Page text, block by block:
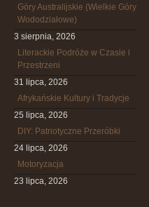
Góry Australijskie (Wielkie Góry
Wododziałowe)
3 sierpnia, 2026
Literackie Podróże w Czasie i
Przestrzeni
31 lipca, 2026
Afrykańskie Kultury i Tradycje
25 lipca, 2026
DIY: Patriotyczne Przeróbki
24 lipca, 2026
Motoryzacja
23 lipca, 2026